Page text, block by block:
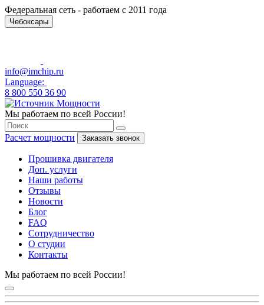
Федеральная сеть - работаем с 2011 года
Чебоксары
info@imchip.ru
Language:
8 800 550 36 90
Мы работаем по всей России!
Расчет мощности Заказать звонок
Прошивка двигателя
Доп. услуги
Наши работы
Отзывы
Новости
Блог
FAQ
Сотрудничество
О студии
Контакты
Мы работаем по всей России!